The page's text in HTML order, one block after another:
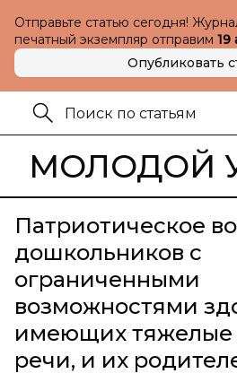
Отправьте статью сегодня!
печатный экземпляр отправим 19
Опубликовать
МОЛОДОЙ
Патриотическое
дошкольников с
ограниченными
возможностями
имеющих тяжелые
речи, и их